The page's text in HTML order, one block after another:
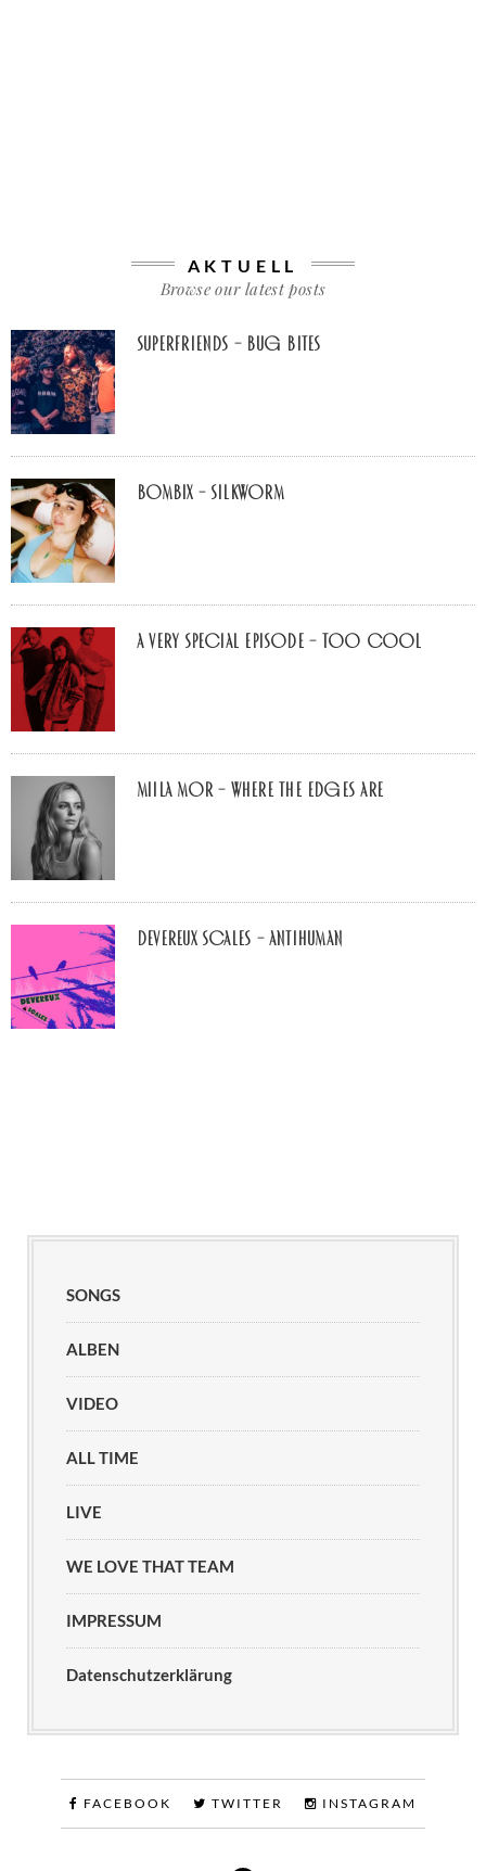
AKTUELL
Browse our latest posts
Superfriends – Bug Bites
Bombix – Silkworm
A Very Special Episode – Too Cool
Miila Mor – Where The Edges Are
Devereux Scales – Antihuman
SONGS
ALBEN
VIDEO
ALL TIME
LIVE
WE LOVE THAT TEAM
IMPRESSUM
Datenschutzerklärung
FACEBOOK TWITTER INSTAGRAM